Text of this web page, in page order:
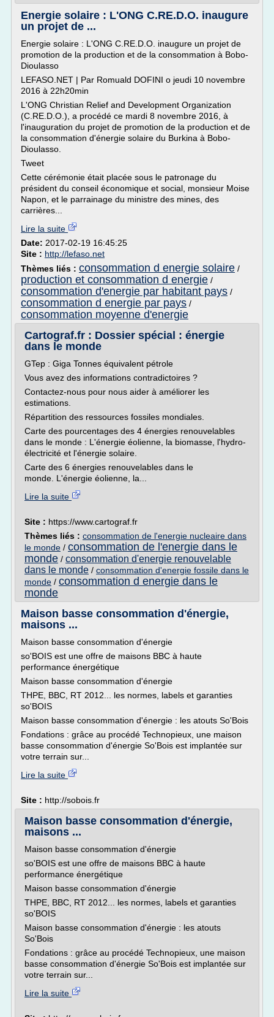
Energie solaire : L'ONG C.RE.D.O. inaugure
un projet de ...
Energie solaire : L'ONG C.RE.D.O. inaugure un projet de
promotion de la production et de la consommation à Bobo-
Dioulasso
LEFASO.NET | Par Romuald DOFINI o jeudi 10 novembre
2016 à 22h20min
L'ONG Christian Relief and Development Organization
(C.RE.D.O.), a procédé ce mardi 8 novembre 2016, à
l'inauguration du projet de promotion de la production et de
la consommation d'énergie solaire du Burkina à Bobo-
Dioulasso.
Tweet
Cette cérémonie était placée sous le patronage du
président du conseil économique et social, monsieur Moise
Napon, et le parrainage du ministre des mines, des
carrières...
Lire la suite
Date: 2017-02-19 16:45:25
Site : http://lefaso.net
Thèmes liés : consommation d energie solaire /
production et consommation d energie /
consommation d'energie par habitant pays /
consommation d energie par pays /
consommation moyenne d'energie
Cartograf.fr : Dossier spécial : énergie
dans le monde
GTep : Giga Tonnes équivalent pétrole
Vous avez des informations contradictoires ?
Contactez-nous pour nous aider à améliorer les
estimations.
Répartition des ressources fossiles mondiales.
Carte des pourcentages des 4 énergies renouvelables
dans le monde : L'énergie éolienne, la biomasse, l'hydro-
électricité et l'énergie solaire.
Carte des 6 énergies renouvelables dans le
monde. L'énergie éolienne, la...
Lire la suite
Site : https://www.cartograf.fr
Thèmes liés : consommation de l'energie nucleaire dans
le monde / consommation de l'energie dans le
monde / consommation d'energie renouvelable
dans le monde / consommation d'energie fossile dans le
monde / consommation d energie dans le
monde
Maison basse consommation d'énergie,
maisons ...
Maison basse consommation d'énergie
so'BOIS est une offre de maisons BBC à haute
performance énergétique
Maison basse consommation d'énergie
THPE, BBC, RT 2012... les normes, labels et garanties
so'BOIS
Maison basse consommation d'énergie : les atouts So'Bois
Fondations : grâce au procédé Technopieux, une maison
basse consommation d'énergie So'Bois est implantée sur
votre terrain sur...
Lire la suite
Site : http://sobois.fr
Maison basse consommation d'énergie,
maisons ...
Maison basse consommation d'énergie
so'BOIS est une offre de maisons BBC à haute
performance énergétique
Maison basse consommation d'énergie
THPE, BBC, RT 2012... les normes, labels et garanties
so'BOIS
Maison basse consommation d'énergie : les atouts
So'Bois
Fondations : grâce au procédé Technopieux, une maison
basse consommation d'énergie So'Bois est implantée sur
votre terrain sur...
Lire la suite